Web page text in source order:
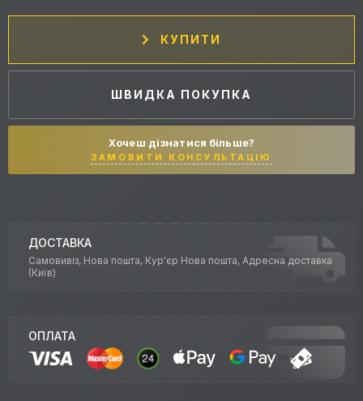
КУПИТИ
ШВИДКА ПОКУПКА
Хочеш дізнатися більше?
ЗАМОВИТИ КОНСУЛЬТАЦІЮ
ДОСТАВКА
Самовивіз, Нова пошта, Кур'єр Нова пошта, Адресна доставка
(Київ)
ОПЛАТА